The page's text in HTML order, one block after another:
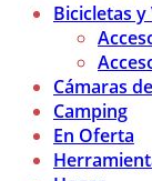
Bicicletas
Cámaras
Camping
En Oferta